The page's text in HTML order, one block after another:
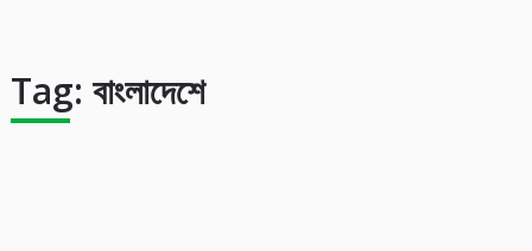
Tag: বাংলাদেশে